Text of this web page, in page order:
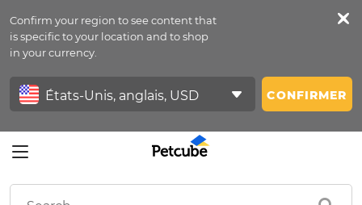
Confirm your region to see content that
is specific to your location and to shop
in your currency.
CONFIRMER
Petfeed
Se Connecter